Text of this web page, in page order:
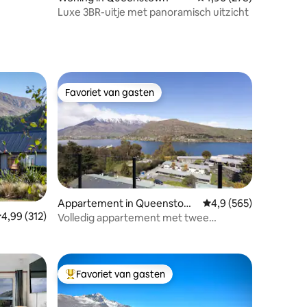
Luxe 3BR-uitje met panoramisch uitzicht
beoordeling van 4,99 op 5, 312 recensies
4,99 (312)
Favoriet van gasten
Favoriet van gasten
Appartement in Queenstow
n
Gemiddelde
4,9 (565)
Volledig appartement met twee
Topfavoriet van gasten
Favoriet van gasten